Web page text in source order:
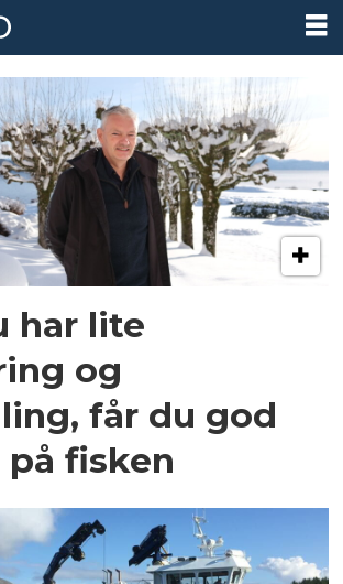
har lite
og
får du god
fisken